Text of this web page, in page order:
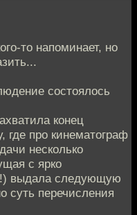
то напоминает, но
состоялось
конец
где про кинематограф
несколько
с ярко
выдала следующую
суть перечисления